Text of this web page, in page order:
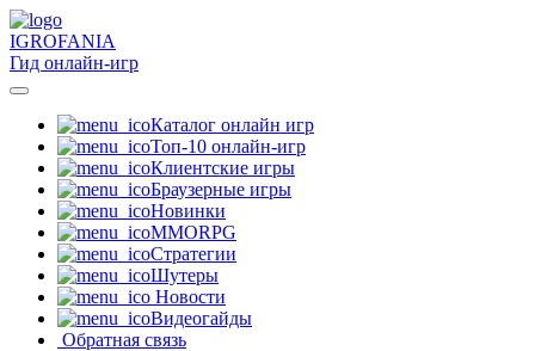
IGROFANIA
Гид онлайн-игр
Каталог онлайн игр
Топ-10 онлайн-игр
Клиентские игры
Браузерные игры
Новинки
MMORPG
Стратегии
Шутеры
Новости
Видеогайды
Обратная связь